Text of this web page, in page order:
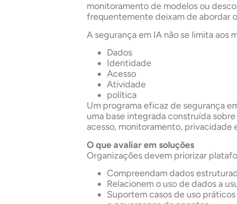
monitoramento de modelos ou
frequentemente deixam de abordar
A segurança em IA não se limita aos
Dados
Identidade
Acesso
Atividade
política
Um programa eficaz de segurança
uma base integrada construída
acesso, monitoramento, privacidade
O que avaliar em soluções
Organizações devem priorizar
Compreendam dados
Relacionem o uso de dados a
Suportem casos de uso